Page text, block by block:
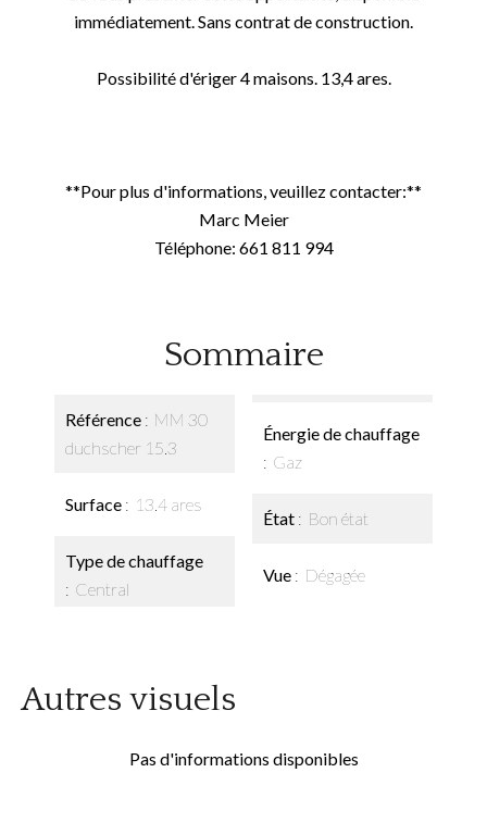
immédiatement. Sans contrat de construction.
Possibilité d'ériger 4 maisons. 13,4 ares.
**Pour plus d'informations, veuillez contacter:**
Marc Meier
Téléphone: 661 811 994
Sommaire
Référence
MM 30
duchscher 15.3
Surface 13.4 ares
Type de chauffage
Central
Énergie de chauffage
Gaz
État Bon état
Vue Dégagée
Autres visuels
Pas d'informations disponibles